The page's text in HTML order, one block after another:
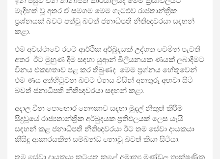
මැදිහත් වූ අතර ඒ සමගම මෙම ගැටළුව රාජතාන්ත්‍රික
ප්‍රශ්නයක් බවට පත්වු බවත් ජනාධිපති නීතිඥවරයා සඳහන්
කළා.
එම අවස්ථාවේ රටේ ආර්ථික අර්බුදයක් උද්ගත වෙමින් පැවති
අතර ඊට මුහුණ දීම සඳහා යුආන් බිලියනයක ණයක් ලබාදීමට
චීනය එකඟතාව පළ කර තිබුණද මෙම ප්‍රශ්නය හේතුවෙන්
එම ණය අත්හිටුවන බවට චීනය විසින් අනතුරු අඟවා සිටි
බවත් ජනාධිපති නීතිඥවරයා සඳහන් කළා.
අදාල චීන පොහොර නෞකාව සඳහා මුදල් නිකුත් කිරීම
සිදුවූයේ රාජ්‍යතාන්ත්‍රික අර්බුදයක ප්‍රතිඵලයක් ලෙස යැයි
සඳහන් කළ ජනාධිපති නීතිඥවරයා ඊට තම සේවා දායකයා
කිසිදු ආකාරයකින් සම්බන්ධ නොවූ බවත් කියා සිටියා.
තම සේවා දායකයා කටයුතු කළේ අමාත්‍ය මණ්ඩල තාක්ෂණික